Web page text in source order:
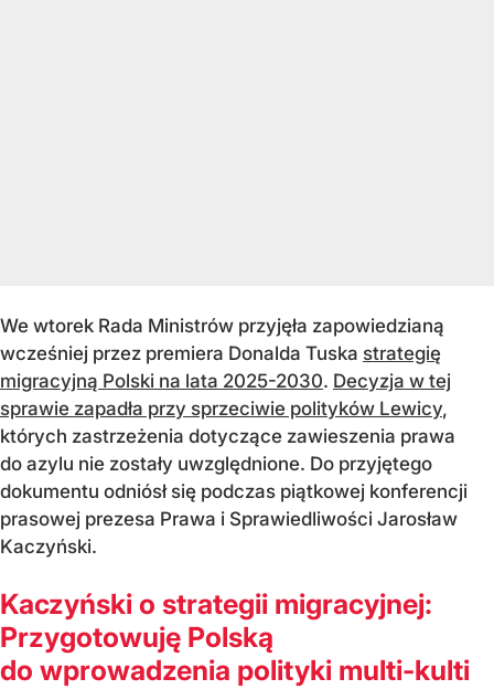
We wtorek Rada Ministrów przyjęła zapowiedzianą
wcześniej przez premiera Donalda Tuska strategię
migracyjną Polski na lata 2025-2030. Decyzja w tej
sprawie zapadła przy sprzeciwie polityków Lewicy,
których zastrzeżenia dotyczące zawieszenia prawa
do azylu nie zostały uwzględnione. Do przyjętego
dokumentu odniósł się podczas piątkowej konferencji
prasowej prezesa Prawa i Sprawiedliwości Jarosław
Kaczyński.
Kaczyński o strategii migracyjnej:
Przygotowuję Polską
do wprowadzenia polityki multi-kulti